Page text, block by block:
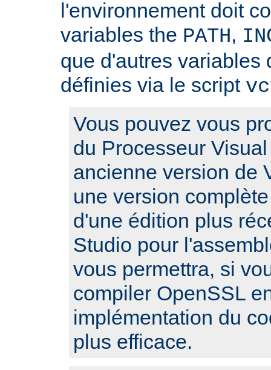
l'environnement doit
variables the PATH,
que d'autres variables
définies via le script
Vous pouvez vous
du Processeur
ancienne version de
une version
d'une édition plus
Studio pour
vous permettra, si
compiler OpenSSL
implémentation du
plus efficace.